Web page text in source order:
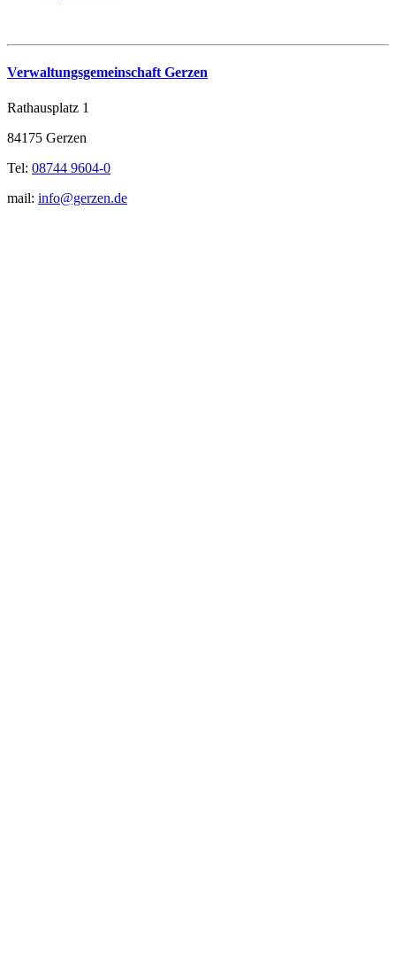
Verwaltungsgemeinschaft Gerzen
Rathausplatz 1
84175 Gerzen
Tel: 08744 9604-0
mail: info@gerzen.de